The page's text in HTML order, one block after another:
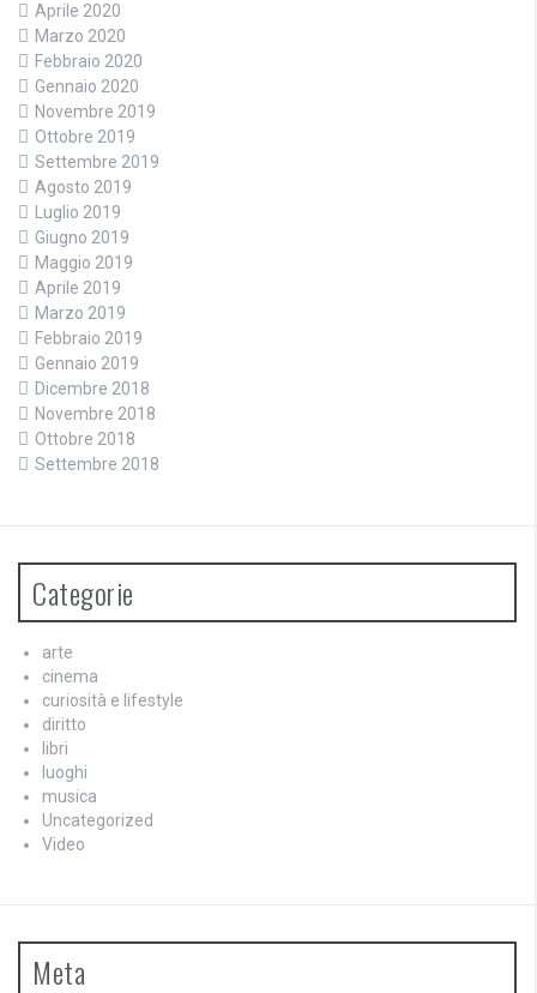
Aprile 2020
Marzo 2020
Febbraio 2020
Gennaio 2020
Novembre 2019
Ottobre 2019
Settembre 2019
Agosto 2019
Luglio 2019
Giugno 2019
Maggio 2019
Aprile 2019
Marzo 2019
Febbraio 2019
Gennaio 2019
Dicembre 2018
Novembre 2018
Ottobre 2018
Settembre 2018
Categorie
arte
cinema
curiosità e lifestyle
diritto
libri
luoghi
musica
Uncategorized
Video
Meta